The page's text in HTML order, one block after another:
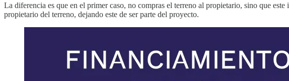
La diferencia es que en el primer caso, no compras el terreno al propietario, sino que
propietario del terreno, dejando este de ser parte del proyecto.